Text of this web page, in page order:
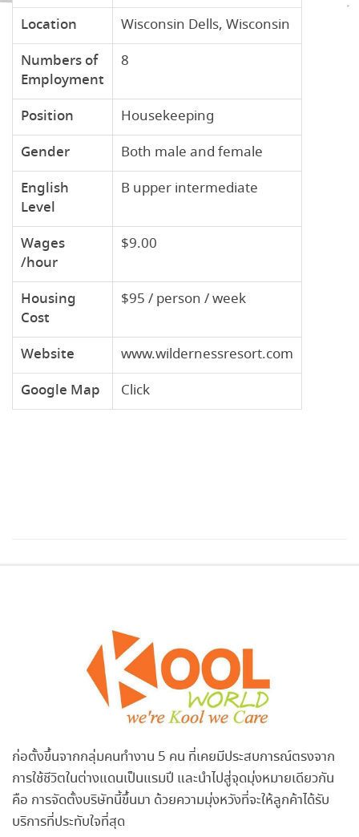
Location
Wisconsin Dells, Wisconsin
Numbers of
Employment
8
Position
Housekeeping
Gender
Both male and female
English
Level
B upper intermediate
Wages
/hour
$9.00
Housing
Cost
$95 / person / week
Website
www.wildernessresort.com
Google Map
Click
ก่อตั้งขึ้นจากกลุ่มคนทำงาน 5 คน ที่เคยมีประสบการณ์ตรงจาก
การใช้ชีวิตในต่างแดนเป็นแรมปี และนำไปสู่จุดมุ่งหมายเดียวกัน
คือ การจัดตั้งบริษัทนี้ขึ้นมา ด้วยความมุ่งหวังที่จะให้ลูกค้าได้รับ
บริการที่ประทับใจที่สุด